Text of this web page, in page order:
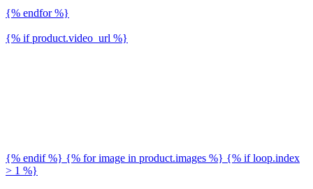
{% endfor %}
{% if product.video_url %}
{% endif %} {% for image in product.images %} {% if loop.index
> 1 %}